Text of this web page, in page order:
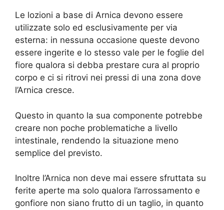
Le lozioni a base di Arnica devono essere
utilizzate solo ed esclusivamente per via
esterna: in nessuna occasione queste devono
essere ingerite e lo stesso vale per le foglie del
fiore qualora si debba prestare cura al proprio
corpo e ci si ritrovi nei pressi di una zona dove
l’Arnica cresce.
Questo in quanto la sua componente potrebbe
creare non poche problematiche a livello
intestinale, rendendo la situazione meno
semplice del previsto.
Inoltre l’Arnica non deve mai essere sfruttata su
ferite aperte ma solo qualora l’arrossamento e
gonfiore non siano frutto di un taglio, in quanto